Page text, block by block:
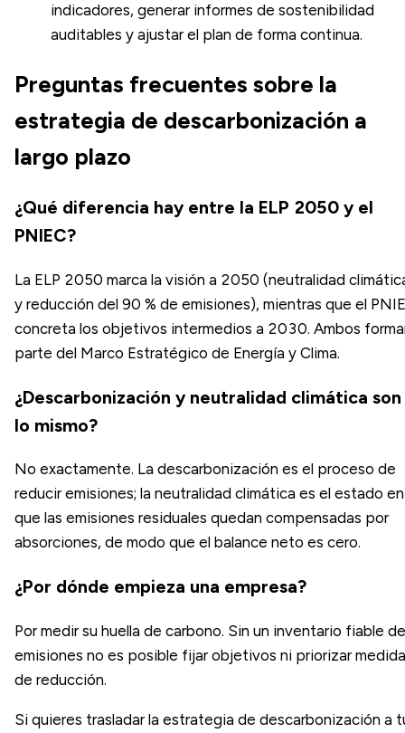
indicadores, generar informes de sostenibilidad
auditables y ajustar el plan de forma continua.
Preguntas frecuentes sobre la
estrategia de descarbonización a
largo plazo
¿Qué diferencia hay entre la ELP 2050 y el
PNIEC?
La ELP 2050 marca la visión a 2050 (neutralidad
y reducción del 90 % de emisiones), mientras que el
concreta los objetivos intermedios a 2030. Ambos
parte del Marco Estratégico de Energía y Clima.
¿Descarbonización y neutralidad climática son
lo mismo?
No exactamente. La descarbonización es el proceso de
reducir emisiones; la neutralidad climática es el estado
que las emisiones residuales quedan compensadas por
absorciones, de modo que el balance neto es cero.
¿Por dónde empieza una empresa?
Por medir su huella de carbono. Sin un inventario fiable de
emisiones no es posible fijar objetivos ni priorizar
de reducción.
Si quieres trasladar la estrategia de descarbonización a